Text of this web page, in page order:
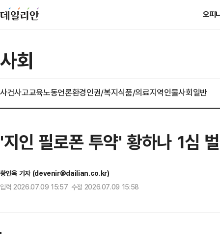
오피
사회
사건사고교육노동언론환경인권/복지식품/의료지역인물사회일반
'지인 필로폰 투약' 황하나 1심
황인욱 기자 (devenir@dailian.co.kr)
입력 2026.07.09 15:57 수정 2026.07.09 15:58